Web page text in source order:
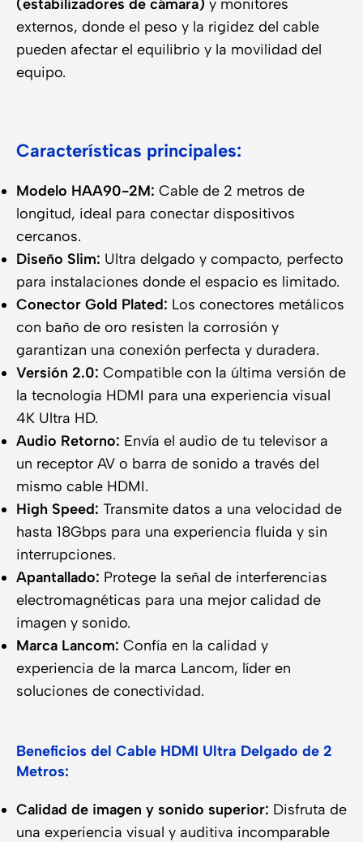
(estabilizadores de cámara) y monitores
externos, donde el peso y la rigidez del cable
pueden afectar el equilibrio y la movilidad del
equipo.
Características principales:
Modelo HAA90-2M: Cable de 2 metros de
longitud, ideal para conectar dispositivos
cercanos.
Diseño Slim: Ultra delgado y compacto, perfecto
para instalaciones donde el espacio es limitado.
Conector Gold Plated: Los conectores metálicos
con baño de oro resisten la corrosión y
garantizan una conexión perfecta y duradera.
Versión 2.0: Compatible con la última versión de
la tecnología HDMI para una experiencia visual
4K Ultra HD.
Audio Retorno: Envía el audio de tu televisor a
un receptor AV o barra de sonido a través del
mismo cable HDMI.
High Speed: Transmite datos a una velocidad de
hasta 18Gbps para una experiencia fluida y sin
interrupciones.
Apantallado: Protege la señal de interferencias
electromagnéticas para una mejor calidad de
imagen y sonido.
Marca Lancom: Confía en la calidad y
experiencia de la marca Lancom, líder en
soluciones de conectividad.
Beneficios del Cable HDMI Ultra Delgado de 2
Metros:
Calidad de imagen y sonido superior: Disfruta de
una experiencia visual y auditiva incomparable